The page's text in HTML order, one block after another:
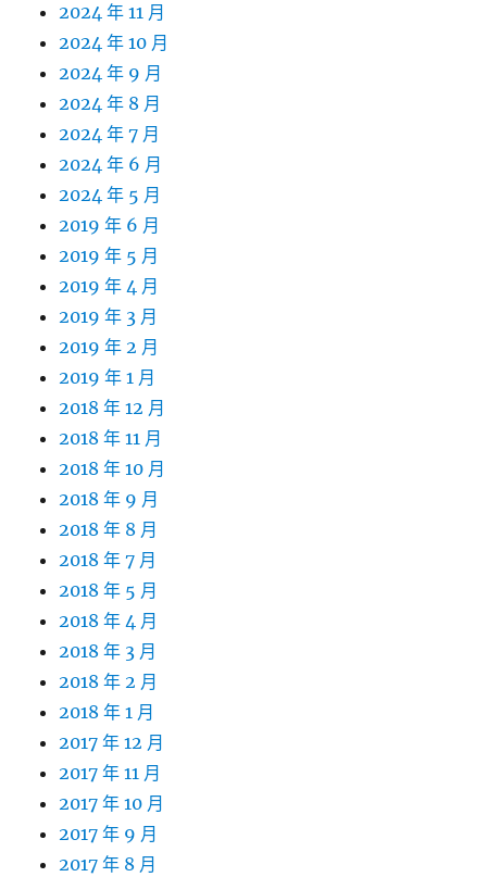
2024 年 11 月
2024 年 10 月
2024 年 9 月
2024 年 8 月
2024 年 7 月
2024 年 6 月
2024 年 5 月
2019 年 6 月
2019 年 5 月
2019 年 4 月
2019 年 3 月
2019 年 2 月
2019 年 1 月
2018 年 12 月
2018 年 11 月
2018 年 10 月
2018 年 9 月
2018 年 8 月
2018 年 7 月
2018 年 5 月
2018 年 4 月
2018 年 3 月
2018 年 2 月
2018 年 1 月
2017 年 12 月
2017 年 11 月
2017 年 10 月
2017 年 9 月
2017 年 8 月